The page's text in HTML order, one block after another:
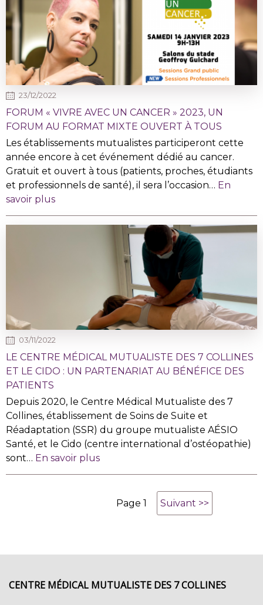
23/12/2022
FORUM « VIVRE AVEC UN CANCER » 2023, UN
FORUM AU FORMAT MIXTE OUVERT À TOUS
Les établissements mutualistes participeront cette
année encore à cet événement dédié au cancer.
Gratuit et ouvert à tous (patients, proches, étudiants
et professionnels de santé), il sera l’occasion… En
savoir plus
03/11/2022
LE CENTRE MÉDICAL MUTUALISTE DES 7 COLLINES
ET LE CIDO : UN PARTENARIAT AU BÉNÉFICE DES
PATIENTS
Depuis 2020, le Centre Médical Mutualiste des 7
Collines, établissement de Soins de Suite et
Réadaptation (SSR) du groupe mutualiste AÉSIO
Santé, et le Cido (centre international d’ostéopathie)
sont… En savoir plus
Page 1
Page
Suivant >>
CENTRE MÉDICAL MUTUALISTE DES 7 COLLINES